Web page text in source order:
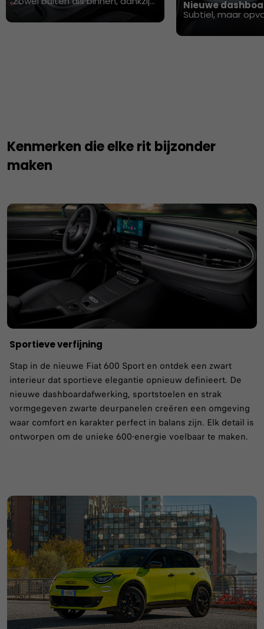
het volledig zwarte interieur. ​ Nieuwe
Subtiel, maar
Kenmerken die elke rit bijzonder
maken
Sportieve verfijning
Stap in de nieuwe Fiat 600 Sport en ontdek een zwart
interieur dat sportieve elegantie opnieuw definieert. De
nieuwe dashboardafwerking, sportstoelen en strak
vormgegeven zwarte deurpanelen creëren een omgeving
waar comfort en karakter perfect in balans zijn. Elk detail is
ontworpen om de unieke 600-energie voelbaar te maken.